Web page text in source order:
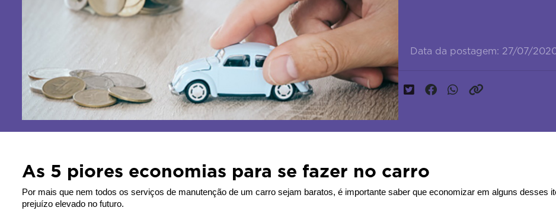
Data da postagem: 27/07/
As 5 piores economias para se fazer no carro
Por mais que nem todos os serviços de manutenção de um carro sejam baratos, é importante saber que economizar em alguns desses
prejuízo elevado no futuro.